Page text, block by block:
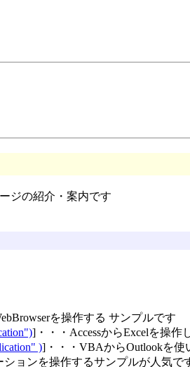
ジの紹介・案内です
を操作する サンプルです
]・・・AccessからExcelを操
)]・・・VBAからOutlookを使
ョンを操作するサンプルが人気で